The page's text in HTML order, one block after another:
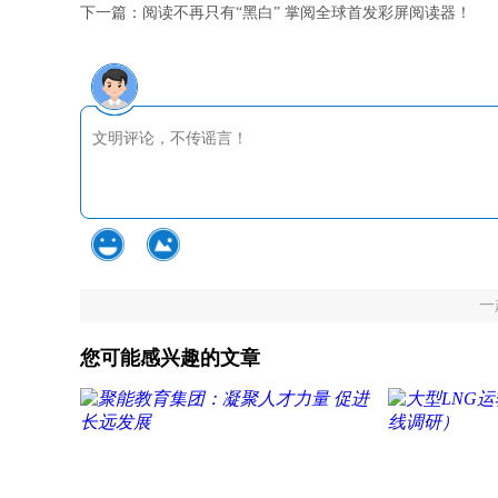
下一篇： 阅读不再只有“黑白” 掌阅全球首发彩屏阅读器！
一
您可能感兴趣的文章